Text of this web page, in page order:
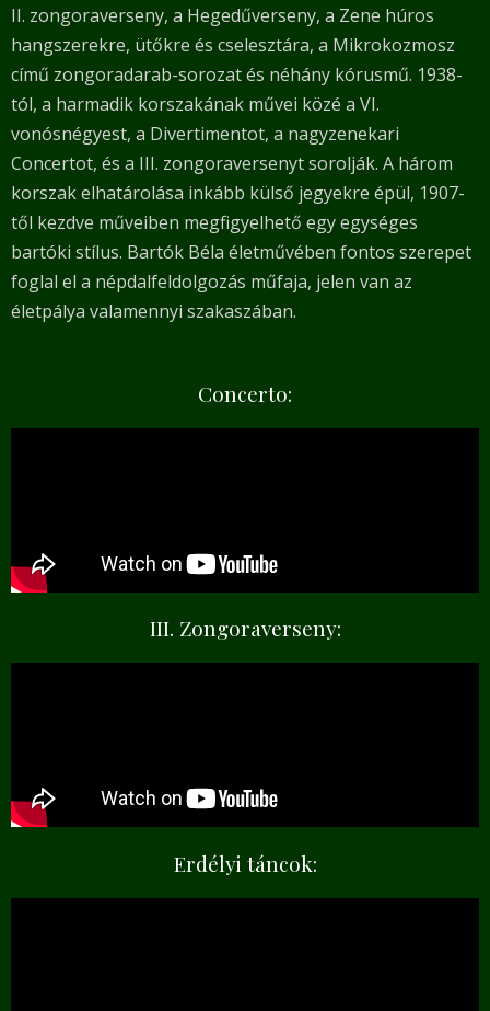
II. zongoraverseny, a Hegedűverseny, a Zene húros
hangszerekre, ütőkre és cselesztára, a Mikrokozmosz
című zongoradarab-sorozat és néhány kórusmű. 1938-
tól, a harmadik korszakának művei közé a VI.
vonósnégyest, a Divertimentot, a nagyzenekari
Concertot, és a III. zongoraversenyt sorolják. A három
korszak elhatárolása inkább külső jegyekre épül, 1907-
től kezdve műveiben megfigyelhető egy egységes
bartóki stílus. Bartók Béla életművében fontos szerepet
foglal el a népdalfeldolgozás műfaja, jelen van az
életpálya valamennyi szakaszában.
Concerto:
III. Zongoraverseny:
Erdélyi táncok: